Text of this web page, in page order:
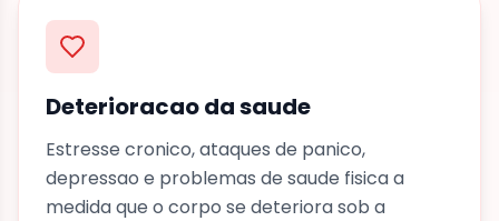
Deterioracao da saude
Estresse cronico, ataques de panico,
depressao e problemas de saude fisica a
medida que o corpo se deteriora sob a